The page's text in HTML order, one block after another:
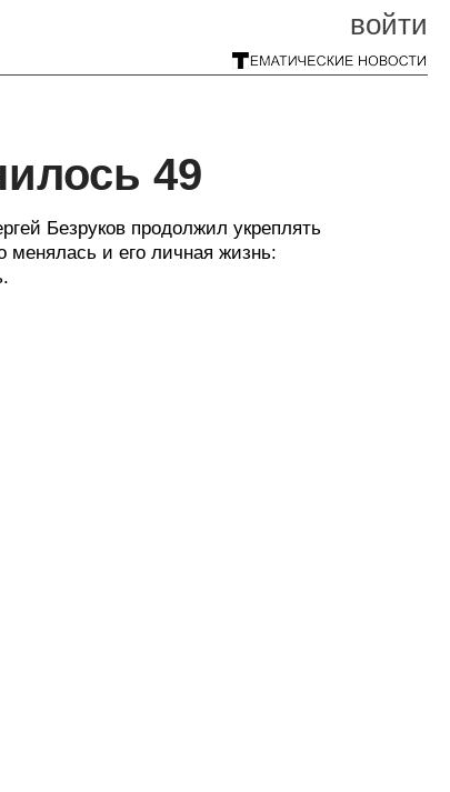
войти
49
Безруков продолжил укреплять
менялась и его личная жизнь: